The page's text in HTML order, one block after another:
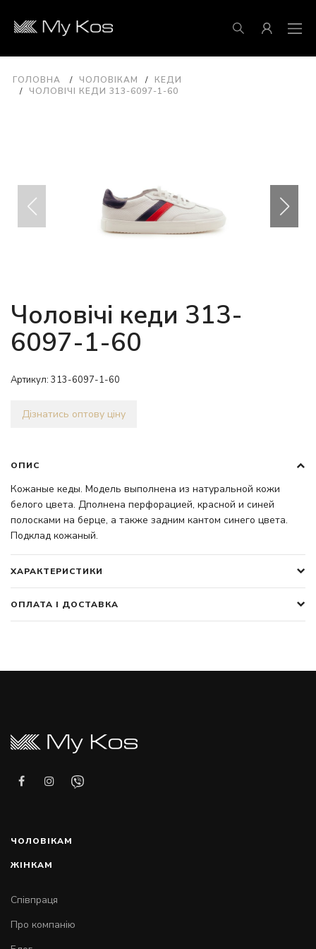
ГОЛОВНА ЧОЛОВІКАМ
КЕДИ
ЧОЛОВІЧІ КЕДИ 313-6097-1-60
Чоловічі кеди 313-
6097-1-60
Артикул: 313-6097-1-60
Дізнатись оптову ціну
ОПИС
Кожаные кеды. Модель выполнена из натуральной кожи
белого цвета. Дполнена перфорацией, красной и синей
полосками на берце, а также задним кантом синего цвета.
Подклад кожаный.
ХАРАКТЕРИСТИКИ
ОПЛАТА І ДОСТАВКА
ЧОЛОВІКАМ
ЖІНКАМ
Співпраця
Про компанію